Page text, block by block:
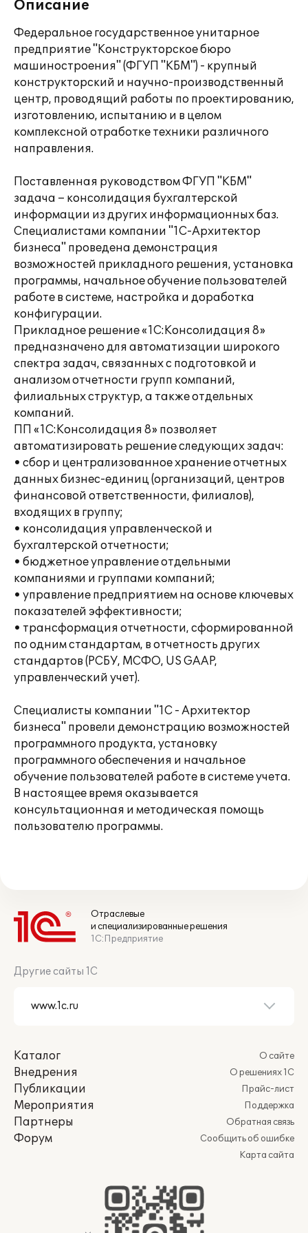
Описание
Федеральное государственное унитарное
предприятие "Конструкторское бюро
машиностроения" (ФГУП "КБМ") - крупный
конструкторский и научно-производственный
центр, проводящий работы по проектированию,
изготовлению, испытанию и в целом
комплексной отработке техники различного
направления.
Поставленная руководством ФГУП "КБМ"
задача – консолидация бухгалтерской
информации из других информационных баз.
Специалистами компании "1С-Архитектор
бизнеса" проведена демонстрация
возможностей прикладного решения, установка
программы, начальное обучение пользователей
работе в системе, настройка и доработка
конфигурации.
Прикладное решение «1С:Консолидация 8»
предназначено для автоматизации широкого
спектра задач, связанных с подготовкой и
анализом отчетности групп компаний,
филиальных структур, а также отдельных
компаний.
ПП «1С:Консолидация 8» позволяет
автоматизировать решение следующих задач:
• сбор и централизованное хранение отчетных
данных бизнес-единиц (организаций, центров
финансовой ответственности, филиалов),
входящих в группу;
• консолидация управленческой и
бухгалтерской отчетности;
• бюджетное управление отдельными
компаниями и группами компаний;
• управление предприятием на основе ключевых
показателей эффективности;
• трансформация отчетности, сформированной
по одним стандартам, в отчетность других
стандартов (РСБУ, МСФО, US GAAP,
управленческий учет).
Специалисты компании "1С - Архитектор
бизнеса" провели демонстрацию возможностей
программного продукта, установку
программного обеспечения и начальное
обучение пользователей работе в системе учета.
В настоящее время оказывается
консультационная и методическая помощь
пользователю программы.
Отраслевые
и специализированные решения
1С:Предприятие
Другие сайты 1С
Каталог
Внедрения
Публикации
Мероприятия
Партнеры
Форум
О сайте
О решениях 1С
Прайс-лист
Поддержка
Обратная связь
Сообщить об ошибке
Карта сайта